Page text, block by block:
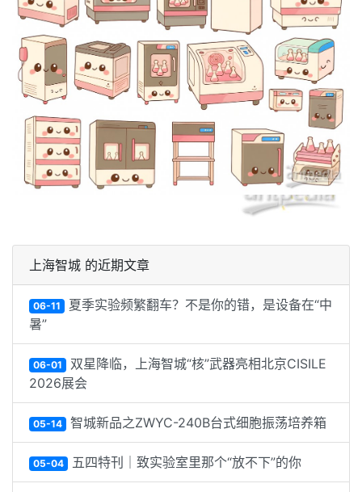
上海智城 的近期文章
06-11 夏季实验频繁翻车？不是你的错，是设备在“中
暑”
06-01 双星降临，上海智城“核”武器亮相北京CISILE
2026展会
05-14 智城新品之ZWYC-240B台式细胞振荡培养箱
05-04 五四特刊｜致实验室里那个“放不下”的你